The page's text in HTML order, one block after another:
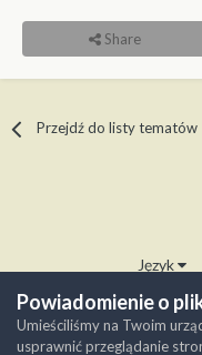
Share
Przejdź do listy tematów
Język
Powiadomienie o
Umieściliśmy na Twoim
usprawnić przeglądanie